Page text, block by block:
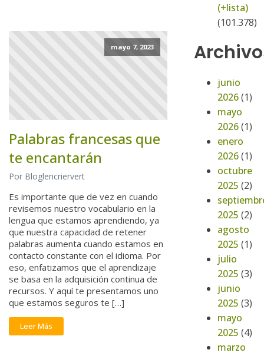
mayo 7, 2023
Palabras francesas que
te encantarán
Por Bloglencriervert
Es importante que de vez en cuando
revisemos nuestro vocabulario en la
lengua que estamos aprendiendo, ya
que nuestra capacidad de retener
palabras aumenta cuando estamos en
contacto constante con el idioma. Por
eso, enfatizamos que el aprendizaje
se basa en la adquisición continua de
recursos. Y aquí te presentamos uno
que estamos seguros te […]
Leer Más
(+lista)
(101.378)
junio
2026(1)
mayo
2026(1)
enero
2026(1)
octubre
2025 (2)
2025 (2)
agosto
2025 (1)
julio
2025 (3)
junio
2025 (3)
mayo
2025 (4)
marzo